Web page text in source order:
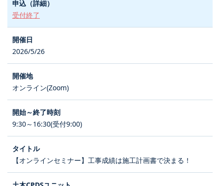
受付終了
2026/5/26
オンライン(Zoom)
9:30～16:30(受付9:00)
【オンラインセミナー】工事成績は施工計画書で決まる！